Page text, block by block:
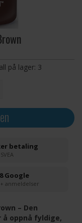
på lager: 3
betaling
Google
anmeldelser
– Den
oppnå fyldige,